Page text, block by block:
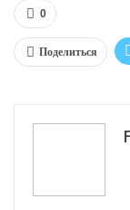
0
Поделиться